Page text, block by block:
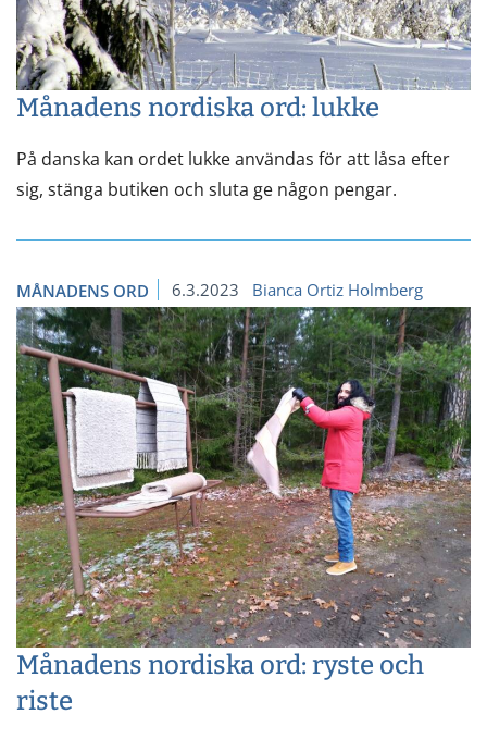
Månadens nordiska ord: lukke
På danska kan ordet lukke användas för att låsa efter
sig, stänga butiken och sluta ge någon pengar.
MÅNADENS ORD 6.3.2023 Bianca Ortiz Holmberg
Månadens nordiska ord: ryste och
riste